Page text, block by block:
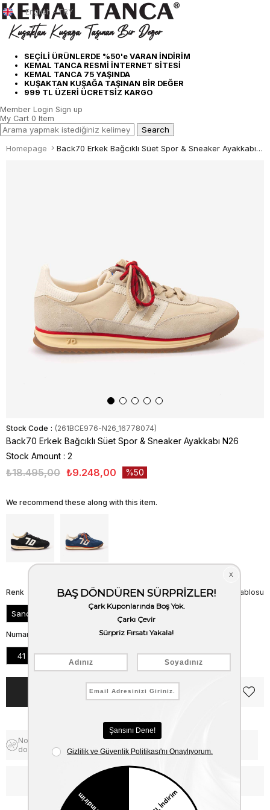
SEÇİLİ ÜRÜNLERDE %50'e VARAN İNDİRİM
KEMAL TANCA RESMİ İNTERNET SİTESİ
KEMAL TANCA 75 YAŞINDA
KUŞAKTAN KUŞAĞA TAŞINAN BİR DEĞER
999 TL ÜZERİ ÜCRETSİZ KARGO
English - TRY
Member Login Sign up
My Cart 0 Item
Homepage Back70 Erkek Bağcıklı Süet Spor & Sneaker Ayakkabı N26
Stock Code (261BCE976-N26_16778074)
Back70 Erkek Bağcıklı Süet Spor & Sneaker Ayakkabı N26
Stock Amount : 2
₺18.495,00 ₺9.248,00 50
We recommend these along with this item.
Beden Tablosu
Renk
Sand
Numara
41 42 43 44 45 46
Notify me when the price goes
down
WhatsApp’tan Bilgi Al